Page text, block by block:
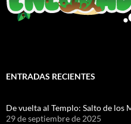
ENTRADAS RECIENTES
De vuelta al Templo: Salto de los
29 de septiembre de 2025